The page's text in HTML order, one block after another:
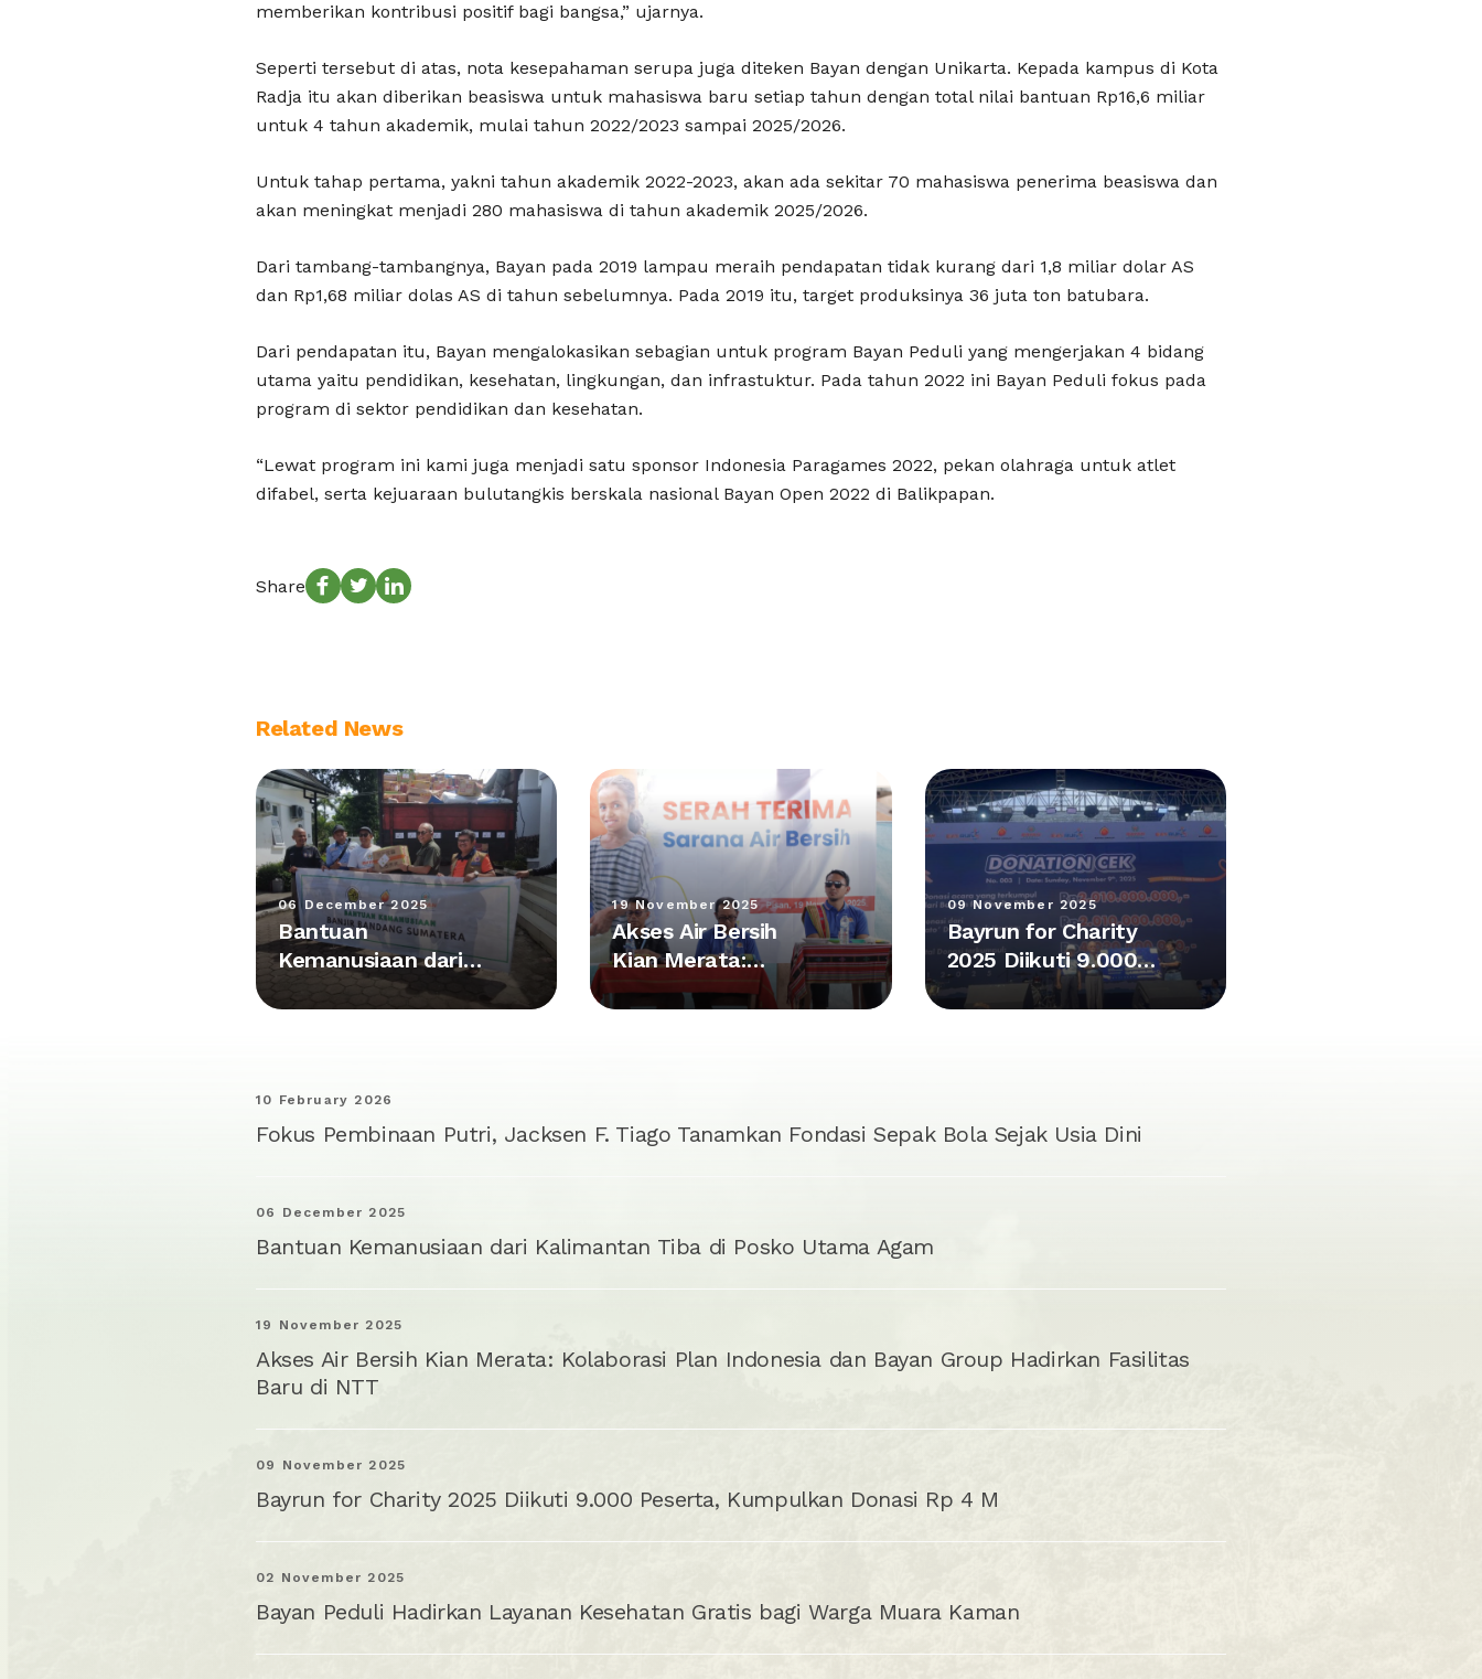
memberikan kontribusi positif bagi bangsa,” ujarnya.
Seperti tersebut di atas, nota kesepahaman serupa juga diteken Bayan dengan Unikarta. Kepada kampus di Kota
Radja itu akan diberikan beasiswa untuk mahasiswa baru setiap tahun dengan total nilai bantuan Rp16,6 miliar
untuk 4 tahun akademik, mulai tahun 2022/2023 sampai 2025/2026.
Untuk tahap pertama, yakni tahun akademik 2022-2023, akan ada sekitar 70 mahasiswa penerima beasiswa dan
akan meningkat menjadi 280 mahasiswa di tahun akademik 2025/2026.
Dari tambang-tambangnya, Bayan pada 2019 lampau meraih pendapatan tidak kurang dari 1,8 miliar dolar AS
dan Rp1,68 miliar dolas AS di tahun sebelumnya. Pada 2019 itu, target produksinya 36 juta ton batubara.
Dari pendapatan itu, Bayan mengalokasikan sebagian untuk program Bayan Peduli yang mengerjakan 4 bidang
utama yaitu pendidikan, kesehatan, lingkungan, dan infrastuktur. Pada tahun 2022 ini Bayan Peduli fokus pada
program di sektor pendidikan dan kesehatan.
“Lewat program ini kami juga menjadi satu sponsor Indonesia Paragames 2022, pekan olahraga untuk atlet
difabel, serta kejuaraan bulutangkis berskala nasional Bayan Open 2022 di Balikpapan.
Share
Related News
06 December 2025
Bantuan
Kemanusiaan dari
Kalimantan Tiba di
Posko Utama Agam
19 November 2025
Akses Air Bersih
Kian Merata:
Kolaborasi Plan
Indonesia dan
09 November 2025
Bayrun for Charity
2025 Diikuti 9.000
Peserta,
Kumpulkan Donasi
10 February 2026
Fokus Pembinaan Putri, Jacksen F. Tiago Tanamkan Fondasi Sepak Bola Sejak Usia Dini
06 December 2025
Bantuan Kemanusiaan dari Kalimantan Tiba di Posko Utama Agam
19 November 2025
Akses Air Bersih Kian Merata: Kolaborasi Plan Indonesia dan Bayan Group Hadirkan Fasilitas
Baru di NTT
09 November 2025
Bayrun for Charity 2025 Diikuti 9.000 Peserta, Kumpulkan Donasi Rp 4 M
02 November 2025
Bayan Peduli Hadirkan Layanan Kesehatan Gratis bagi Warga Muara Kaman